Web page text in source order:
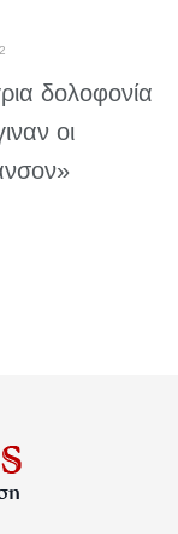
δολοφονία
οι